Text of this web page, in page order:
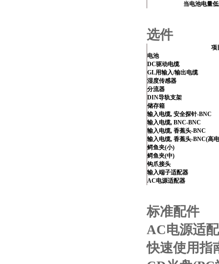
当电池电量
选件
项
电池
DC驱动电缆
GL用输入/输出电缆
湿度传感器
分流器
DIN导轨支架
储存箱
输入电缆, 安全探针-BNC
输入电缆, BNC-BNC
输入电缆, 香蕉头-BNC
输入电缆, 香蕉头-BNC(高
鳄鱼夹(小)
鳄鱼夹(中)
钩爪接头
输入端子适配器
AC电源适配器
标准配件
AC电源适
快速使用指